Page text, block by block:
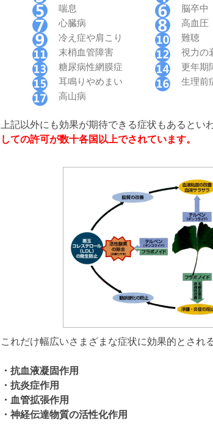
喘息
脳卒中
心臓病
高血圧
冷え症や肩こり
難聴
末梢血管障害
視力の
糖尿病性網膜症
更年期
耳鳴りやめまい
生理前
高山病
上記以外にも効果が期待できる症状もあるとい
しての許可が数十各国以上でされています。
これだけ幅広いさまざまな症状に効果的とされる
・抗血液凝固作用
・抗炎症作用
・血管拡張作用
・神経伝達物質の活性化作用